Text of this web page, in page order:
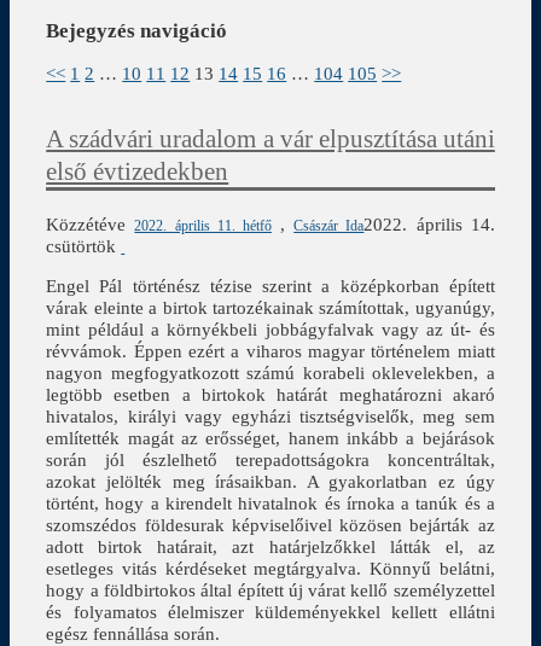
Bejegyzés navigáció
<< 1 2 … 10 11 12 13 14 15 16 … 104 105 >>
A szádvári uradalom a vár elpusztítása utáni
első évtizedekben
Közzétéve2022. április 11. hétfő ,Császár Ida2022. április 14.
csütörtök
Engel Pál történész tézise szerint a középkorban épített
várak eleinte a birtok tartozékainak számítottak, ugyanúgy,
mint például a környékbeli jobbágyfalvak vagy az út- és
révvámok. Éppen ezért a viharos magyar történelem miatt
nagyon megfogyatkozott számú korabeli oklevelekben, a
legtöbb esetben a birtokok határát meghatározni akaró
hivatalos, királyi vagy egyházi tisztségviselők, meg sem
említették magát az erősséget, hanem inkább a bejárások
során jól észlelhető terepadottságokra koncentráltak,
azokat jelölték meg írásaikban. A gyakorlatban ez úgy
történt, hogy a kirendelt hivatalnok és írnoka a tanúk és a
szomszédos földesurak képviselőivel közösen bejárták az
adott birtok határait, azt határjelzőkkel látták el, az
esetleges vitás kérdéseket megtárgyalva. Könnyű belátni,
hogy a földbirtokos által épített új várat kellő személyzettel
és folyamatos élelmiszer küldeményekkel kellett ellátni
egész fennállása során.